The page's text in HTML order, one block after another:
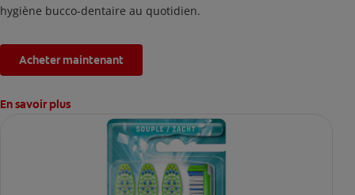
hygiène bucco-dentaire au quotidien.
Acheter maintenant
En savoir plus